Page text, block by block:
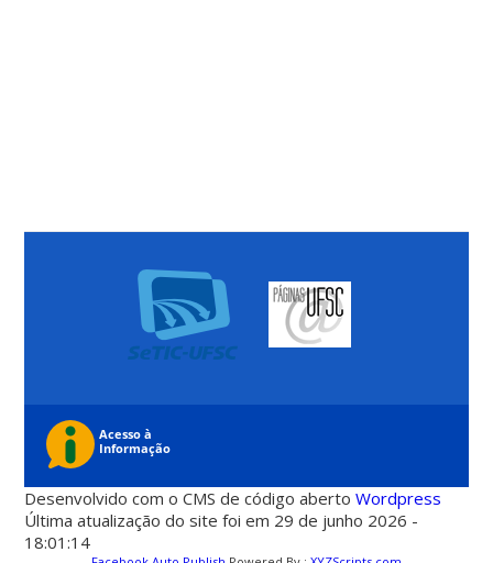
Desenvolvido com o CMS de código abertoWordpress
Última atualização do site foi em 29 de junho 2026 -
18:01:14